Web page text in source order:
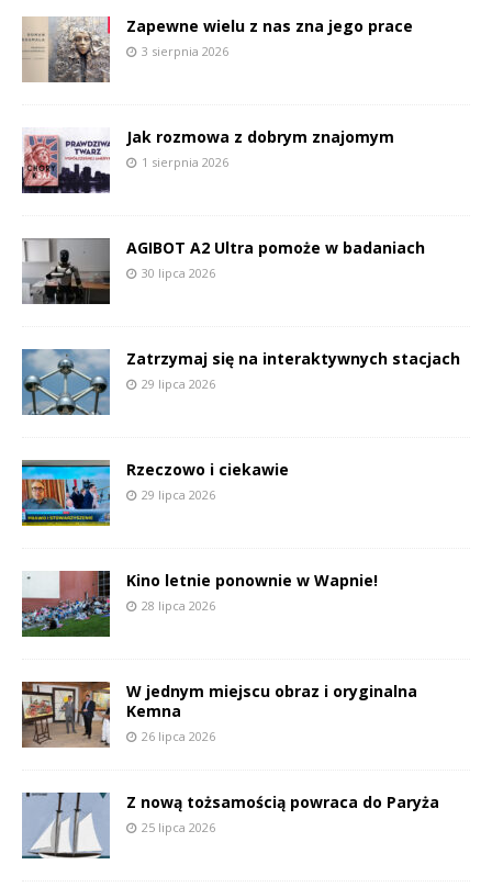
Zapewne wielu z nas zna jego prace
3 sierpnia 2026
Jak rozmowa z dobrym znajomym
1 sierpnia 2026
AGIBOT A2 Ultra pomoże w badaniach
30 lipca 2026
Zatrzymaj się na interaktywnych stacjach
29 lipca 2026
Rzeczowo i ciekawie
29 lipca 2026
Kino letnie ponownie w Wapnie!
28 lipca 2026
W jednym miejscu obraz i oryginalna
Kemna
26 lipca 2026
Z nową tożsamością powraca do Paryża
25 lipca 2026